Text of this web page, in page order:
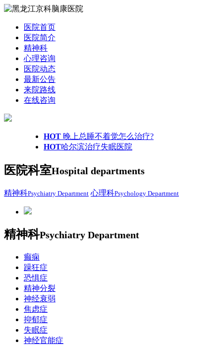
医院首页
医院简介
精神科
心理咨询
医院动态
最新公告
来院路线
在线咨询
HOT 晚上总睡不着觉怎么治疗?
HOT哈尔滨治疗失眠医院
医院科室Hospital departments
精神科Psychiatry Department 心理科Psychology Department
精神科Psychiatry Department
癫痫
躁狂症
恐惧症
精神分裂
神经衰弱
焦虑症
抑郁症
失眠症
神经官能症